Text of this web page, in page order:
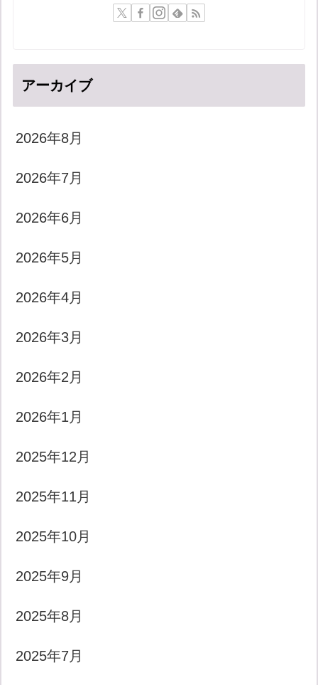
アーカイブ
2026年8月
2026年7月
2026年6月
2026年5月
2026年4月
2026年3月
2026年2月
2026年1月
2025年12月
2025年11月
2025年10月
2025年9月
2025年8月
2025年7月